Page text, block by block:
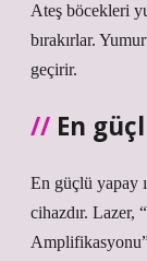
Ateş böcekleri
bırakırlar.
geçirir.
En
En güçlü yapay
cihazdır. Lazer,
Amplifikasyonu”